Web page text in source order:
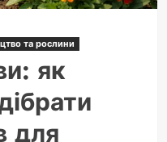
та рослини
як
для